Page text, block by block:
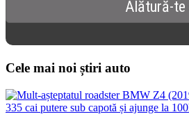
Cele mai noi știri auto